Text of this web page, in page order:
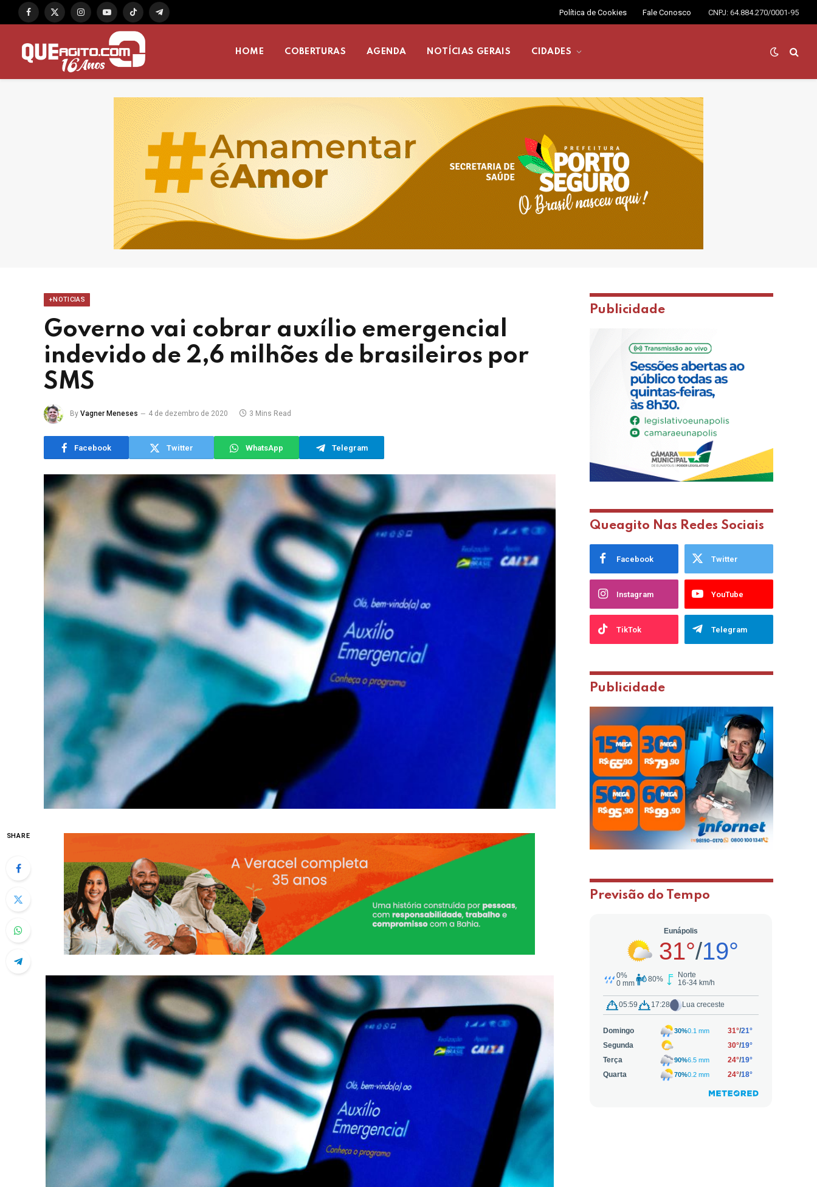
Facebook
X
InstagramYouTubeTikTok Telegram
Política de Cookies Fale Conosco CNPJ: 64.884.270/0001-95
HOME COBERTURAS AGENDA NOTÍCIAS GERAIS CIDADES
+NOTICIAS
Governo vai cobrar auxílio emergencial
indevido de 2,6 milhões de brasileiros por
SMS
By Vagner Meneses 4 de dezembro de 2020 3 Mins Read
Facebook Twitter WhatsApp Telegram
SHARE
Publicidade
Queagito Nas Redes Sociais
Facebook Twitter
Instagram YouTube
TikTok Telegram
Publicidade
Previsão do Tempo